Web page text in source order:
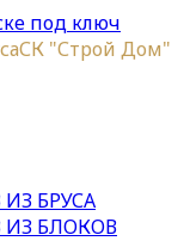
СК "Строй Дом"
БРУСА
БЛОКОВ